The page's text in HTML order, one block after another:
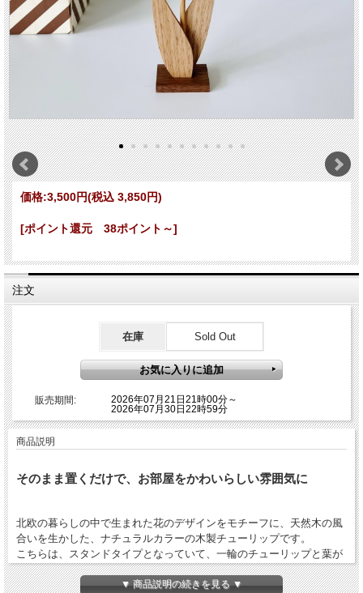
価格:3,500円(税込 3,850円)
[ポイント還元 38ポイント～]
注文
在庫 Sold Out
販売期間:
2026年07月21日21時00分～
2026年07月30日22時59分
商品説明
そのまま置くだけで、お部屋をかわいらしい雰囲気に
北欧の暮らしの中で生まれた花のデザインをモチーフに、天然木の風
合いを生かした、ナチュラルカラーの木製チューリップです。
こちらは、スタンドタイプとなっていて、一輪のチューリップと葉が
組み合わさっていて、そのまま置いていただくだけで、お部屋をかわ
いらしい雰囲気に。
▼ 商品説明の続きを見る ▼